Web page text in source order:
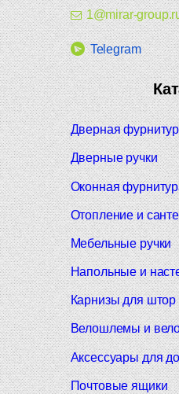
1@mirar-
Telegram
Дверная
Дверные ручки
Оконная
Отопление и
Мебельные ручки
Напольные и
Карнизы для штор
Велошлемы и
Аксессуары для
Почтовые ящики